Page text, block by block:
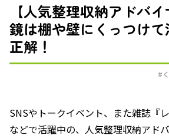
【人気整理収納アドバイ
鏡は棚や壁にくっつけ
正解！
#
SNSやトークイベント、また雑誌『
などで活躍中の、人気整理収納アド